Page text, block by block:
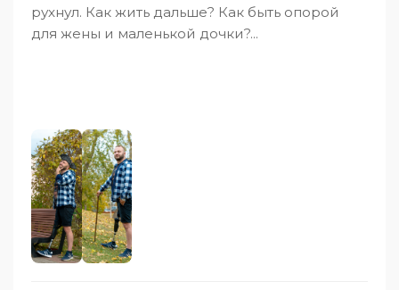
рухнул. Как жить дальше? Как быть опорой
для жены и маленькой дочки?...